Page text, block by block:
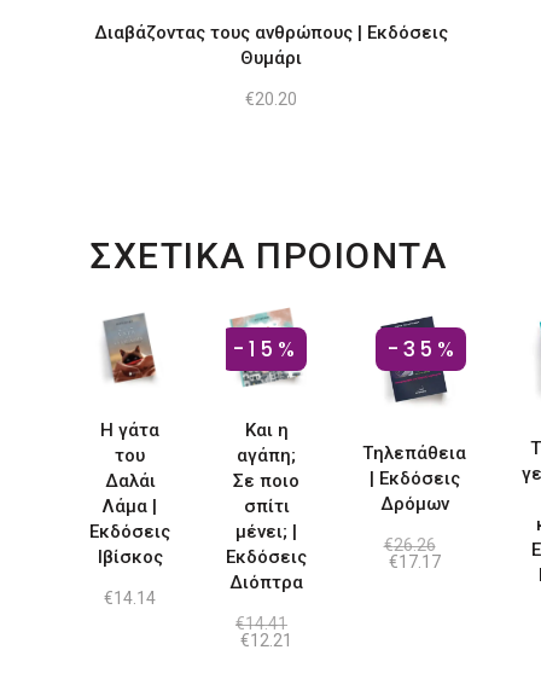
Διαβάζοντας τους ανθρώπους | Εκδόσεις
Θυμάρι
€20.20
ΣΧΕΤΙΚΑ ΠΡΟΙΟΝΤΑ
H γάτα
του
Δαλάι
Λάμα |
Εκδόσεις
Ιβίσκος
€14.14
-15%
Και η
αγάπη;
Σε ποιο
σπίτι
μένει; |
Εκδόσεις
Διόπτρα
€14.41
Original
€12.21
-35%
Tηλεπάθεια
| Eκδόσεις
Δρόμων
€26.26
Original
€17.17Η